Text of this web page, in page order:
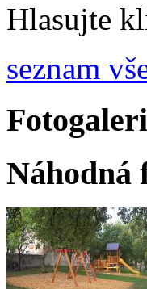
Hlasujte
seznam
Náhodná